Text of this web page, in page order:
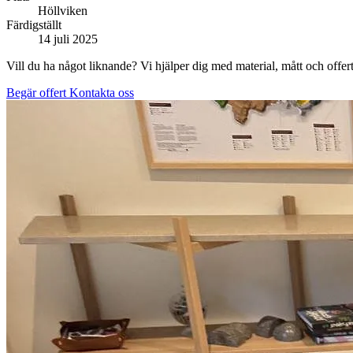
Höllviken
Färdigställt
14 juli 2025
Vill du ha något liknande? Vi hjälper dig med material, mått och
Begär offert Kontakta oss